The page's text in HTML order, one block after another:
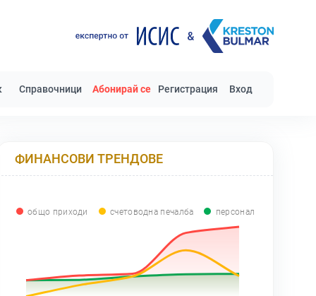
Справочници Абонирай се Регистрация Вход
ФИНАНСОВИ ТРЕНДОВЕ
общо приходи счетоводна печалба персонал